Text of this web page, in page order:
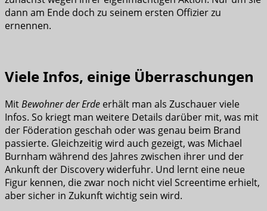
dann am Ende doch zu seinem ersten Offizier zu
ernennen.
Viele Infos, einige Überraschungen
MitBewohner der Erde erhält man als Zuschauer viele
Infos. So kriegt man weitere Details darüber mit, was mit
der Föderation geschah oder was genau beim Brand
passierte. Gleichzeitig wird auch gezeigt, was Michael
Burnham während des Jahres zwischen ihrer und der
Ankunft der Discovery widerfuhr. Und lernt eine neue
Figur kennen, die zwar noch nicht viel Screentime erhielt,
aber sicher in Zukunft wichtig sein wird.